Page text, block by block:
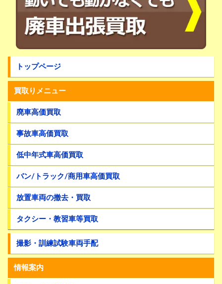
トップページ
買取りメニュー
廃車高価買取
事故車高価買取
低中年式車高価買取
バン/トラック/商用車高価買取
放置車両の撤去・買取
タクシー・教習車等買取
撮影・訓練試験車両手配
情報案内